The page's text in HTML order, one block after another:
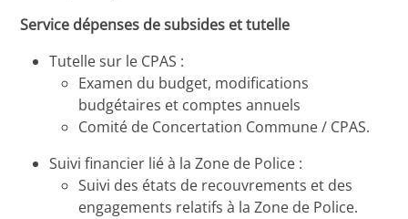
Service dépenses de subsides et tutelle
Tutelle sur le CPAS :
Examen du budget, modifications
budgétaires et comptes annuels
Comité de Concertation Commune / CPAS.
Suivi financier lié à la Zone de Police :
Suivi des états de recouvrements et des
engagements relatifs à la Zone de Police.